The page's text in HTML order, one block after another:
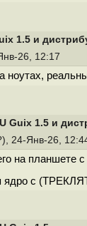
1.5 и
26, 12:17
ноутах,
Guix 1.5 и
24-Янв-26,
на планшете с
ядро с